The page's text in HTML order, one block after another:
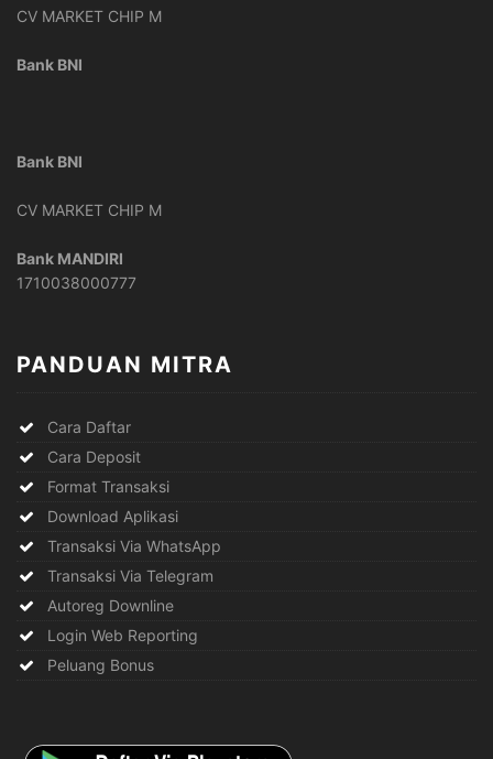
CV MARKET CHIP M
Bank BNI
Bank BNI
CV MARKET CHIP M
Bank MANDIRI
1710038000777
PANDUAN MITRA
Cara Daftar
Cara Deposit
Format Transaksi
Download Aplikasi
Transaksi Via WhatsApp
Transaksi Via Telegram
Autoreg Downline
Login Web Reporting
Peluang Bonus